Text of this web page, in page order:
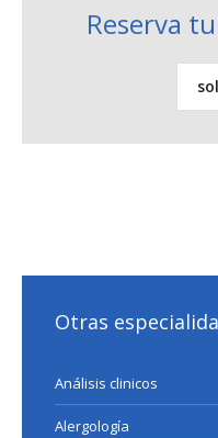
Reserva
Otras
Análisis clinicos
Alergología